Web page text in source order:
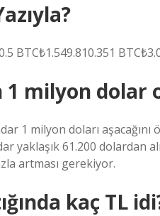
BTC₺1.549.810.351
1 milyon dolar
1 milyon doları
yaklaşık 61.200 dolardan
artması gerekiyor.
kaç TL